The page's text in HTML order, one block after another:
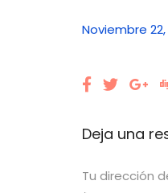
Noviembre 22,
Deja una
Tu dirección